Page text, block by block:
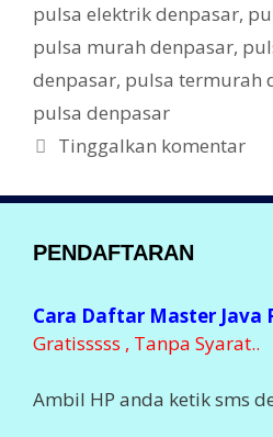
pulsa elektrik denpasar,
pulsa murah denpasar,
denpasar, pulsa termurah
pulsa denpasar
Tinggalkan komentar
PENDAFTARAN
Cara Daftar Master Java
Gratisssss , Tanpa Syarat..
Ambil HP anda ketik sms